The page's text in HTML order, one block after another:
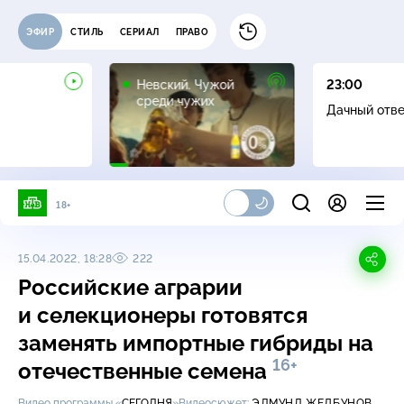
ЭФИР СТИЛЬ СЕРИАЛ ПРАВО
Невский. Чужой
среди чужих
16+
23:00
Дачный
18+
15.04.2022, 18:28 222
Российские аграрии
и селекционеры готовятся
заменять импортные гибриды на
отечественные семена 16+